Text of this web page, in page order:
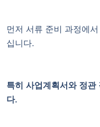
먼저 서류 준비 과정에
십니다.
특히 사업계획서와 정관
다.